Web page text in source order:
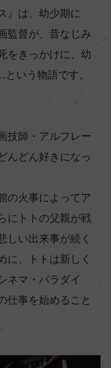
』は、幼少期に
監督が、昔なじみ
をきっかけに、幼
いう物語です。
技師・アルフレー
んどん好きになっ
の火事によってア
にトトの父親が戦
しい出来事が続く
に、トトは新しく
ネマ・パラダイ
仕事を始めること